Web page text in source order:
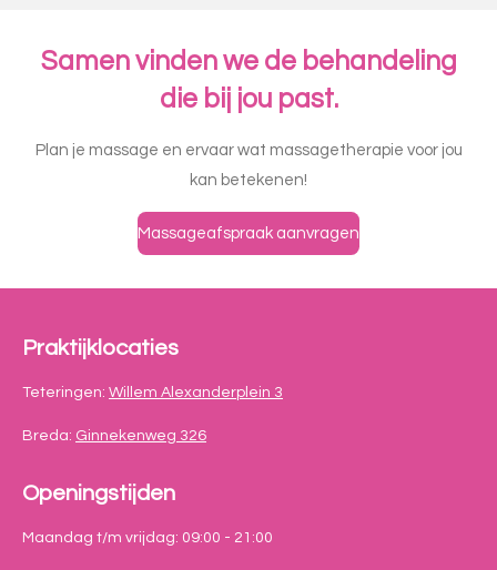
Samen vinden we de behandeling
die bij jou past.
Plan je massage en ervaar wat massagetherapie voor jou
kan betekenen!
Massageafspraak aanvragen
Praktijklocaties
Teteringen: Willem Alexanderplein 3
Breda: Ginnekenweg 326
Openingstijden
Maandag t/m vrijdag: 09:00 - 21:00